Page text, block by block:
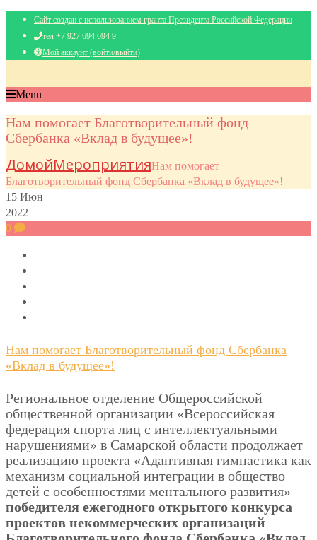
Сайт создан с использованием гранта Президента Российской Федерации
тел +7 927 694 694 9
Мой аккаунт (войти/выйти)
Menu
Нам помогает Благотворительный фонд
Сбербанка «Вклад в будущее»!
ДомойМероприятияНам помогает
Благотворительный фонд Сбербанка «Вклад в будущее»!
15 Июн
2022
0
Нам помогает Благотворительный фонд Сбербанка
«Вклад в будущее»!
Региональное отделение Общероссийской
общественной организации «Всероссийская
федерация спорта лиц с интеллектуальными
нарушениями» в Самарской области продолжает
реализацию проекта «Адаптивная гимнастика как
механизм социальной интеграции в общество
детей с особенностями ментального развития» —
победителя ежегодного открытого конкурса
проектов некоммерческих организаций